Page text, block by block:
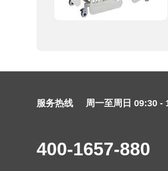
服务热线 周一至周日 09:30 -
400-1657-880